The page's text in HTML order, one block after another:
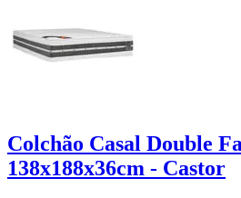
Colchão Casal Double
138x188x36cm - Castor